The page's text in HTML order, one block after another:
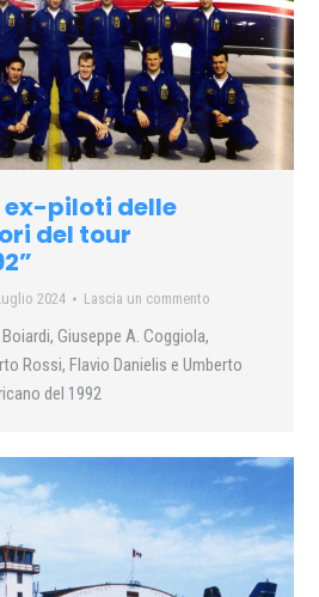
piloti delle
del tour
2024 Lascia un commento
Giuseppe A. Coggiola,
Rossi, Flavio Danielis e Umberto
del 1992